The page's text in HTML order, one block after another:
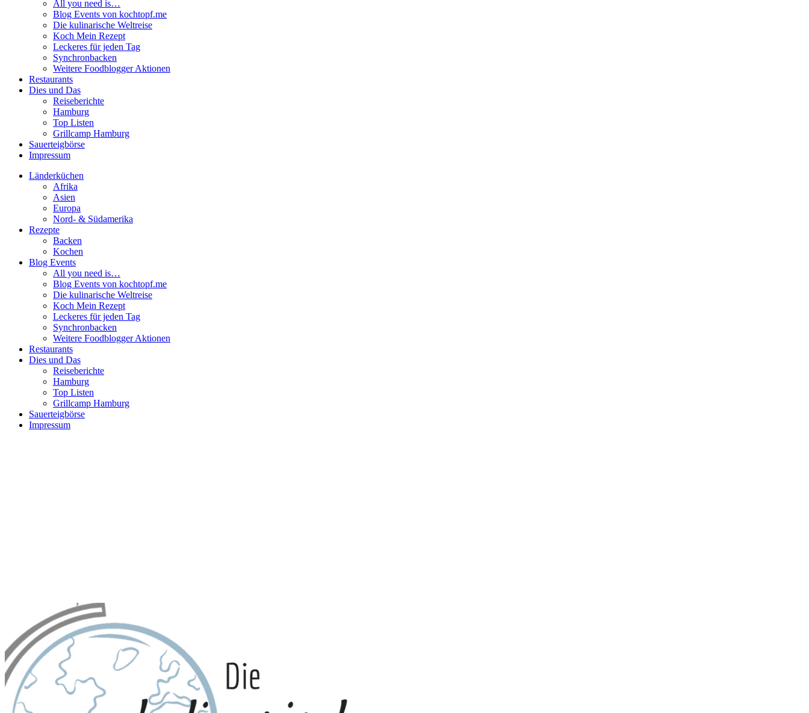
All you need is…
Blog Events von kochtopf.me
Die kulinarische Weltreise
Koch Mein Rezept
Leckeres für jeden Tag
Synchronbacken
Weitere Foodblogger Aktionen
Restaurants
Dies und Das
Reiseberichte
Hamburg
Top Listen
Grillcamp Hamburg
Sauerteigbörse
Impressum
Länderküchen
Afrika
Asien
Europa
Nord- & Südamerika
Rezepte
Backen
Kochen
Blog Events
All you need is…
Blog Events von kochtopf.me
Die kulinarische Weltreise
Koch Mein Rezept
Leckeres für jeden Tag
Synchronbacken
Weitere Foodblogger Aktionen
Restaurants
Dies und Das
Reiseberichte
Hamburg
Top Listen
Grillcamp Hamburg
Sauerteigbörse
Impressum